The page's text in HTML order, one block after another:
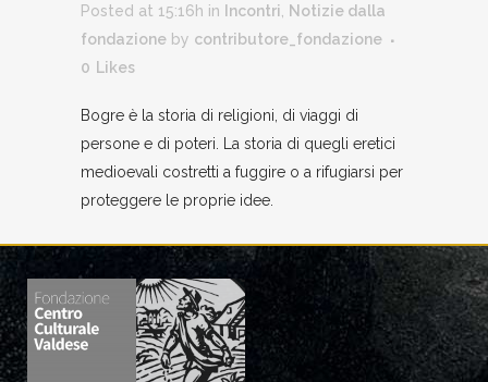
Posted at 15:16h in Incontri, Notizie dalla
fondazione by contributore_fondazione
0 Likes
Bogre è la storia di religioni, di viaggi di
persone e di poteri. La storia di quegli eretici
medioevali costretti a fuggire o a rifugiarsi per
proteggere le proprie idee.